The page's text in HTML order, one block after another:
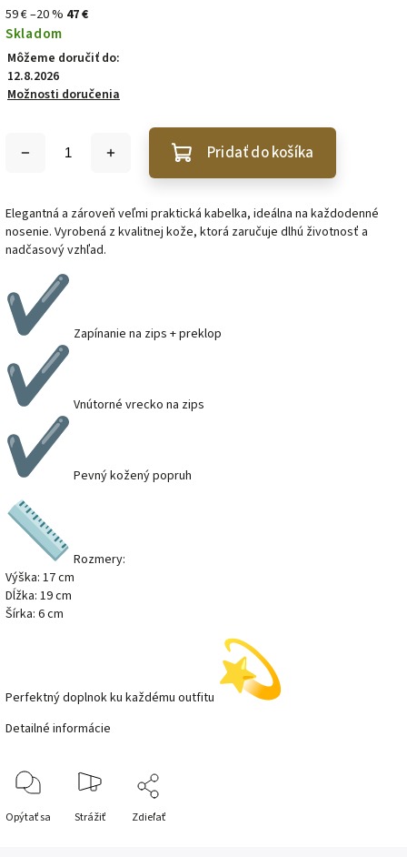
59 €–20 % 47 €
Skladom
Môžeme doručiť do:
12.8.2026
Možnosti doručenia
Pridať do košíka
Elegantná a zároveň veľmi praktická kabelka, ideálna na každodenné
nosenie. Vyrobená z kvalitnej kože, ktorá zaručuje dlhú životnosť a
nadčasový vzhľad.
Zapínanie na zips + preklop
Vnútorné vrecko na zips
Pevný kožený popruh
Rozmery:
Výška: 17 cm
Dĺžka: 19 cm
Šírka: 6 cm
Perfektný doplnok ku každému outfitu
Detailné informácie
Opýtať sa Strážiť Zdieľať